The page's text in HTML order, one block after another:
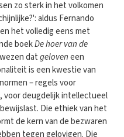
zo sterk in het volkomen
aldus Fernando
het volledig eens met
boekDe hoer van de
datgeloveneen
is een kwestie van
– regels voor
voor deugdelijk intellectueel
Die ethiek van het
de kern van de bezwaren
tegen gelovigen. Die